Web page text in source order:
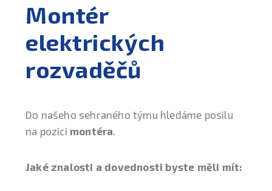
Montér
elektrických
rozvaděčů
Do našeho sehraného týmu hledáme posilu
na pozici montéra.
Jaké znalosti a dovednosti byste měli mít: